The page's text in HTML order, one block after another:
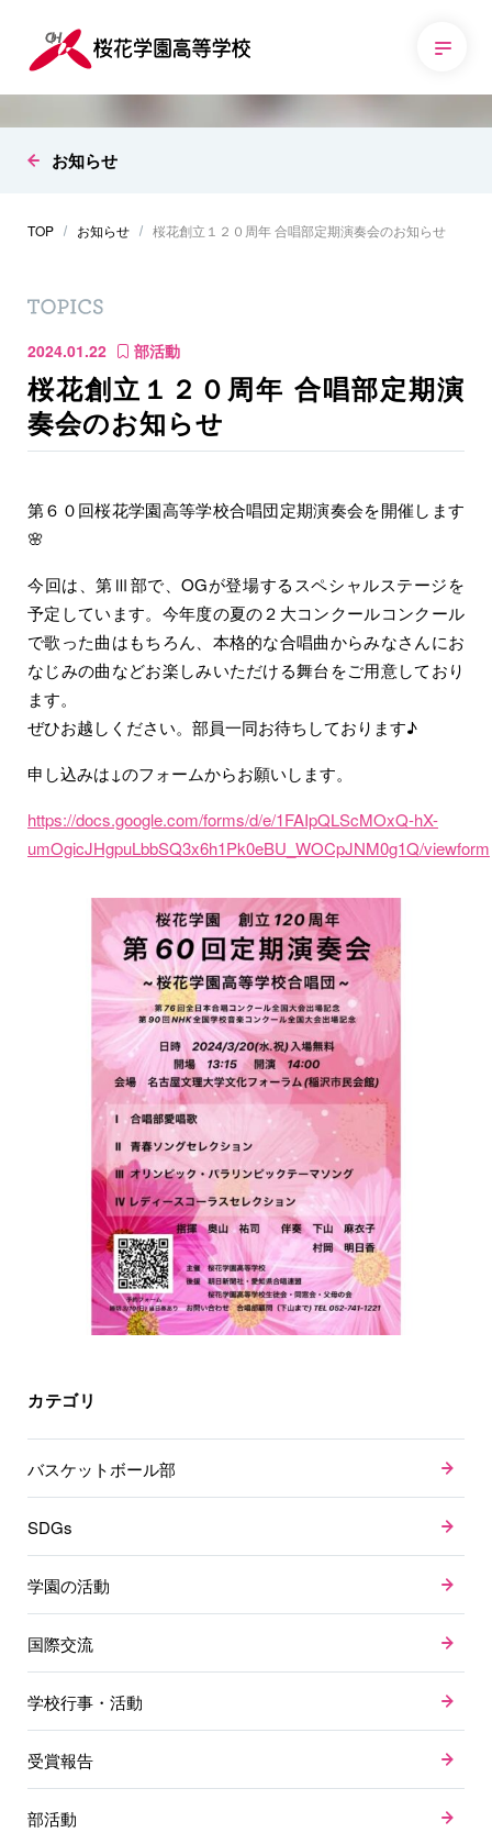
お知らせ
TOP お知らせ 桜花創立１２０周年 合唱部定期演奏会のお知らせ
2024.01.22 部活動
桜花創立１２０周年 合唱部定期演
奏会のお知らせ
第６０回桜花学園高等学校合唱団定期演奏会を開催します
🌸
今回は、第Ⅲ部で、OGが登場するスペシャルステージを
予定しています。今年度の夏の２大コンクールコンクール
で歌った曲はもちろん、本格的な合唱曲からみなさんにお
なじみの曲などお楽しみいただける舞台をご用意しており
ます。
ぜひお越しください。部員一同お待ちしております♪
申し込みは↓のフォームからお願いします。
https://docs.google.com/forms/d/e/1FAIpQLScMOxQ-hX-
umOgicJHgpuLbbSQ3x6h1Pk0eBU_WOCpJNM0g1Q/viewform
カテゴリ
バスケットボール部
SDGs
学園の活動
国際交流
学校行事・活動
受賞報告
部活動